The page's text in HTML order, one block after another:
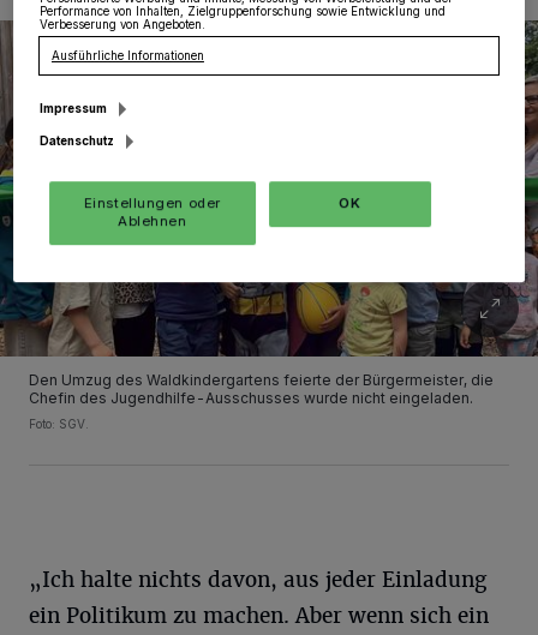
Den Umzug des Waldkindergartens feierte der Bürgermeister, die
Chefin des Jugendhilfe-Ausschusses wurde nicht eingeladen.
Foto: SGV.
„Ich halte nichts davon, aus jeder Einladung
ein Politikum zu machen. Aber wenn sich ein
Performance von Inhalten, Zielgruppenforschung sowie Entwicklung und
Verbesserung von Angeboten.
Ausführliche Informationen
Impressum
Datenschutz
Einstellungen oder
Ablehnen
OK